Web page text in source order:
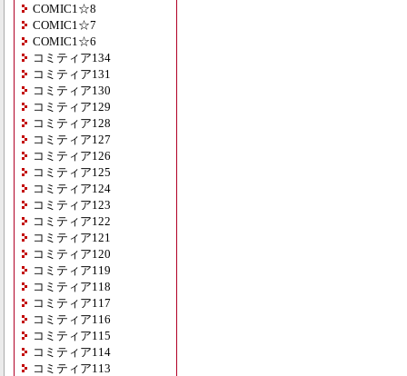
COMIC1☆8
COMIC1☆7
COMIC1☆6
コミティア134
コミティア131
コミティア130
コミティア129
コミティア128
コミティア127
コミティア126
コミティア125
コミティア124
コミティア123
コミティア122
コミティア121
コミティア120
コミティア119
コミティア118
コミティア117
コミティア116
コミティア115
コミティア114
コミティア113